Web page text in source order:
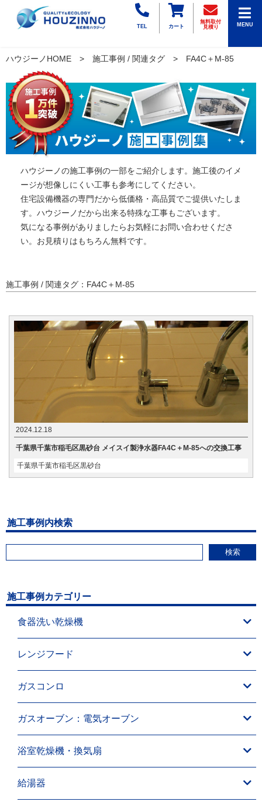
TEL カート
無料取付
見積り
MENU
ハウジーノHOME 施工事例 / 関連タグ FA4C＋M-85
ハウジーノの施工事例の一部をご紹介します。施工後のイメ
ージが想像しにくい工事も参考にしてください。
住宅設備機器の専門だから低価格・高品質でご提供いたしま
す。ハウジーノだから出来る特殊な工事もございます。
気になる事例がありましたらお気軽にお問い合わせくださ
い。お見積りはもちろん無料です。
施工事例 / 関連タグ：FA4C＋M-85
2024.12.18
千葉県千葉市稲毛区黒砂台 メイスイ製浄水器FA4C＋M-85への交換工事
千葉県千葉市稲毛区黒砂台
施工事例内検索
検索
施工事例カテゴリー
食器洗い乾燥機
レンジフード
ガスコンロ
ガスオーブン：電気オーブン
浴室乾燥機・換気扇
給湯器